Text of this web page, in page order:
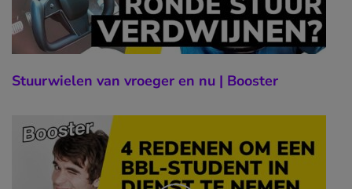
Stuurwielen van vroeger en nu | Booster